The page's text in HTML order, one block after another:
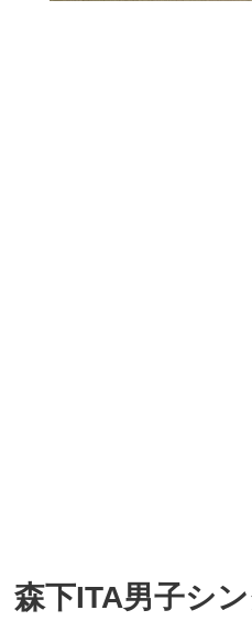
森下ITA男子シ